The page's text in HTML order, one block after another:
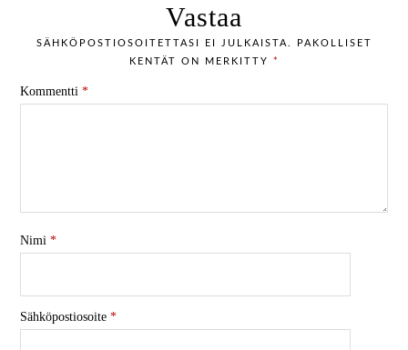
Vastaa
SÄHKÖPOSTIOSOITETTASI EI JULKAISTA.
PAKOLLISET
KENTÄT ON MERKITTY *
Kommentti*
Nimi*
Sähköpostiosoite*